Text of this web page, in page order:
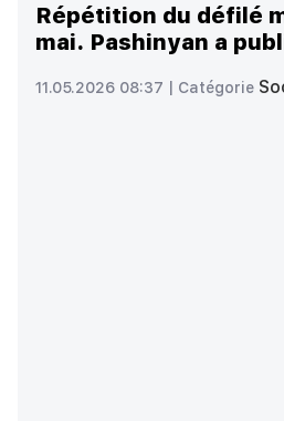
Répétition du défilé
mai. Pashinyan a
11.05.2026 08:37 | Catégorie